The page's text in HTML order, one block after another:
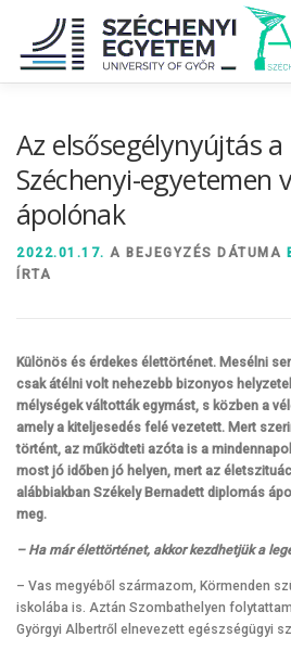
tartalomhoz
DIPLOMAÁTADÓ
Az elsősegélynyújtás
Széchenyi-egyetemen
ápolónak
2022.01.17. A BEJEGYZÉS DÁTUMA
ÍRTA
Különös és érdekes élettörténet. Mesélni
csak átélni volt nehezebb bizonyos
mélységek váltották egymást, s közben a
amely a kiteljesedés felé vezetett. Mert
történt, az működteti azóta is a
most jó időben jó helyen, mert az
alábbiakban Székely Bernadett diplomás
meg.
– Ha már élettörténet, akkor kezdhetjük a
– Vas megyéből származom, Körmenden
iskolába is. Aztán Szombathelyen
Györgyi Albertről elnevezett egészségügyi